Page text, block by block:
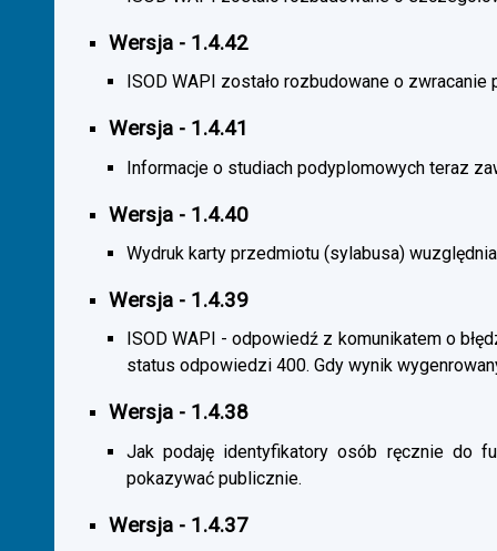
Wersja - 1.4.42
ISOD WAPI zostało rozbudowane o zwracanie
Wersja - 1.4.41
Informacje o studiach podyplomowych teraz
Wersja - 1.4.40
Wydruk karty przedmiotu (sylabusa)
Wersja - 1.4.39
ISOD WAPI - odpowiedź z komunikatem o
status odpowiedzi 400. Gdy wynik
Wersja - 1.4.38
Jak podaję identyfikatory osób ręcznie do
pokazywać publicznie.
Wersja - 1.4.37